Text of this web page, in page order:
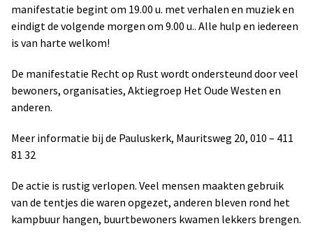
manifestatie begint om 19.00 u. met verhalen en muziek en
eindigt de volgende morgen om 9.00 u.. Alle hulp en iedereen
is van harte welkom!
De manifestatie Recht op Rust wordt ondersteund door veel
bewoners, organisaties, Aktiegroep Het Oude Westen en
anderen.
Meer informatie bij de Pauluskerk, Mauritsweg 20, 010 – 411
81 32
De actie is rustig verlopen. Veel mensen maakten gebruik
van de tentjes die waren opgezet, anderen bleven rond het
kampbuur hangen, buurtbewoners kwamen lekkers brengen.